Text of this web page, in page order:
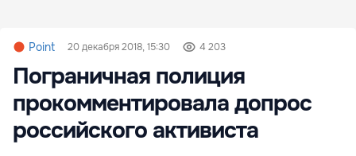
Point 20 декабря 2018, 15:30 4 203
Пограничная полиция
прокомментировала допрос
российского активиста